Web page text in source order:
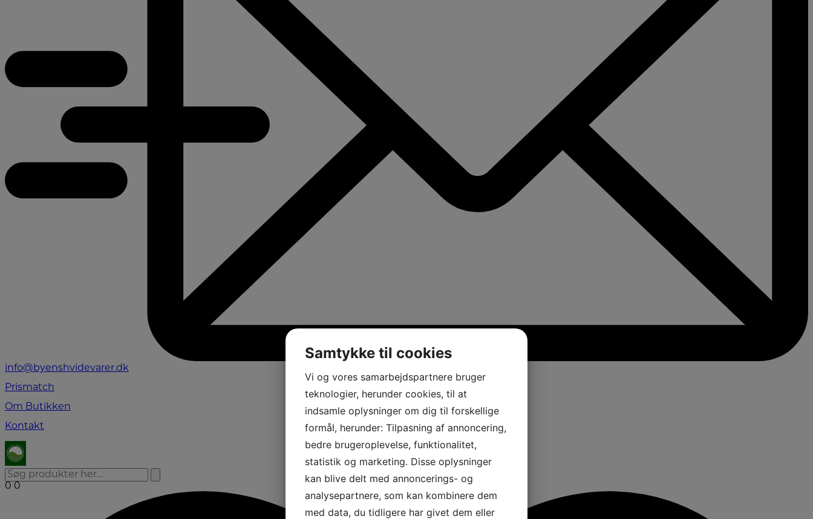
info@byenshvidevarer.dk
Prismatch
Om Butikken
Kontakt
0 0
Samtykke til cookies
Vi og vores samarbejdspartnere bruger
teknologier, herunder cookies, til at
indsamle oplysninger om dig til forskellige
formål, herunder: Tilpasning af annoncering,
bedre brugeroplevelse, funktionalitet,
statistik og marketing. Disse oplysninger
kan blive delt med annoncerings- og
analysepartnere, som kan kombinere dem
med data, du tidligere har givet dem eller